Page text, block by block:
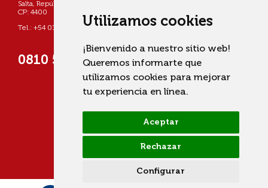
Utilizamos cookies
¡Bienvenido a nuestro sitio web!
Queremos informarte que
utilizamos cookies para mejorar
tu experiencia en línea.
Aceptar
Rechazar
Configurar
Salta, República Argentina
CP: 4400
Tel.: +54 0387 4268800
0810 555 822725 (UCASAL)